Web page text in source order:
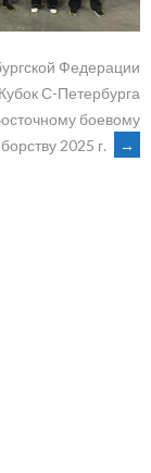
Федерации
С-Петербурга
боевому
2025 г.
→